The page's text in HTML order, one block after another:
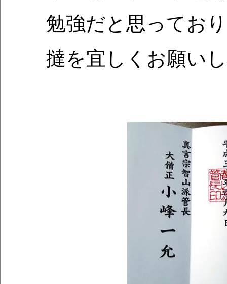
勉強だと思ってお
撻を宜しくお願い